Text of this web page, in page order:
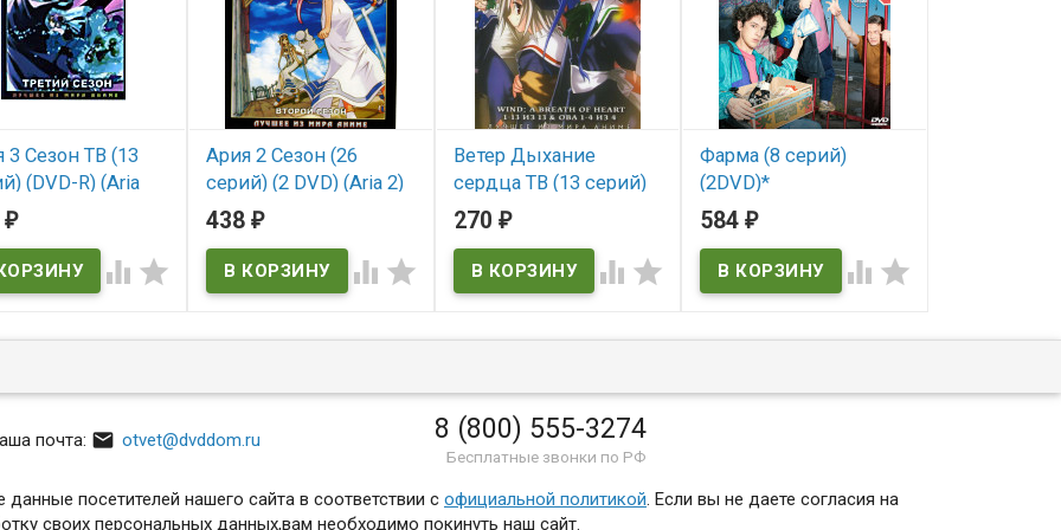
3 Сезон ТВ (13
(DVD-R) (Aria
origination
₽
 
Ария 2 Сезон (26
серий) (2 DVD) (Aria 2)
В наличии
Aria 2
438₽
 
Ветер Дыхание
сердца ТВ (13 серий)
OVA (4 серии) (Wind -a
breath of heart- OVA)
270 ₽
 
Фарма (8 серий)
(2DVD)*
В наличии
584₽
 
почта:  otvet@dvddom.ru 8 (800) 555-3274
Бесплатные звонки по РФ
посетителей нашего сайта в соответствии с официальной политикой . Если вы не даете согласия на
своих персональных данных,вам необходимо покинуть наш сайт.